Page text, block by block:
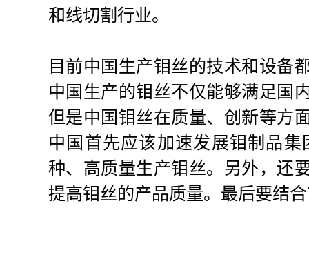
和线切割行业。
目前中国生产钼丝的技术和设备
中国生产的钼丝不仅能够满足国
但是中国钼丝在质量、创新等方
中国首先应该加速发展钼制品
种、高质量生产钼丝。另外，还
提高钼丝的产品质量。最后要结